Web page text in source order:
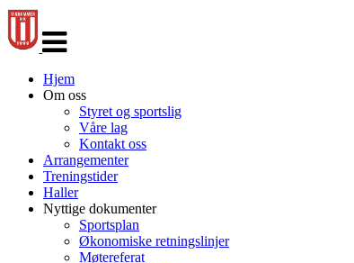
navigasjon
Hjem
Om oss
Styret og sportslig
Våre lag
Kontakt oss
Arrangementer
Treningstider
Haller
Nyttige dokumenter
Sportsplan
Økonomiske retningslinjer
Møtereferat